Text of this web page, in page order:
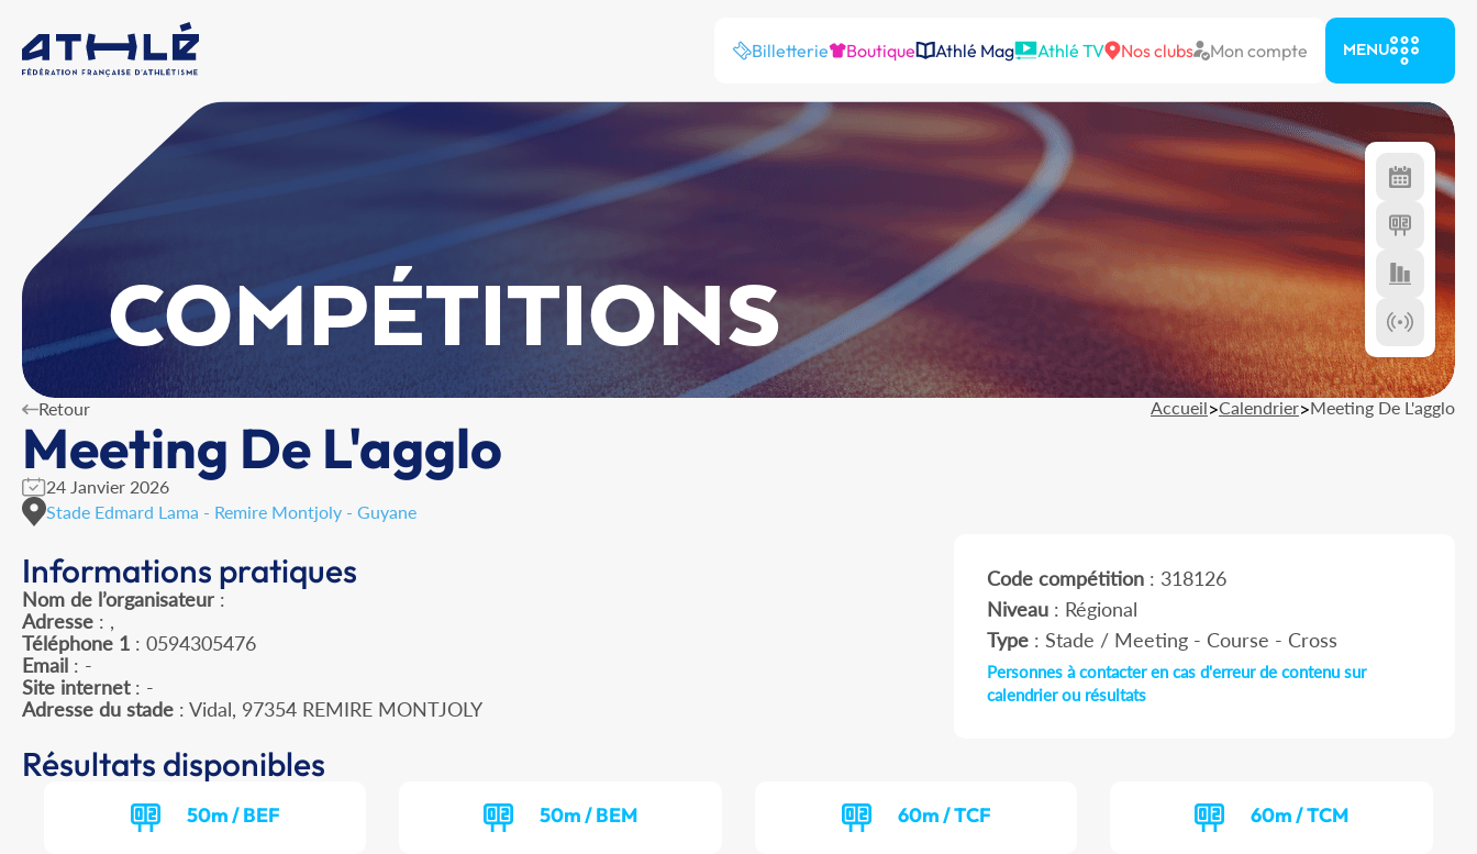
Billetterie Boutique Athlé Mag Athlé TV Nos clubs Mon compte MENU
COMPÉTITIONS
Retour Accueil>Calendrier>Meeting De L'agglo
Meeting De L'agglo
24 Janvier 2026
Stade Edmard Lama - Remire Montjoly - Guyane
Informations pratiques
Nom de l’organisateur :
Adresse : ,
Téléphone 1 : 0594305476
Email : -
Site internet: -
Adresse du stade : Vidal, 97354 REMIRE MONTJOLY
Code compétition: 318126
Niveau: Régional
Type: Stade / Meeting - Course - Cross
Personnes à contacter en cas d'erreur de contenu sur
calendrier ou résultats
Résultats disponibles
50m / BEF 50m / BEM 60m / TCF 60m / TCM